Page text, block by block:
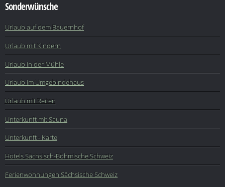
Sonderwünsche
Urlaub auf dem Bauernhof
Urlaub mit Kindern
Urlaub in der Mühle
Urlaub im Umgebindehaus
Urlaub mit Reiten
Unterkunft mit Sauna
Unterkunft - Karte
Hotels Sächsisch-Böhmische Schweiz
Ferienwohnungen Sächsische Schweiz